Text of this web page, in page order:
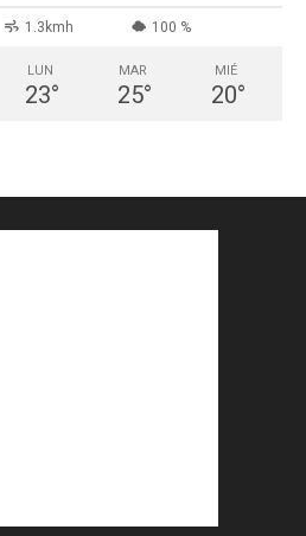
1.3kmh 100 %
LUN
23°
MAR
25°
MIÉ
20°